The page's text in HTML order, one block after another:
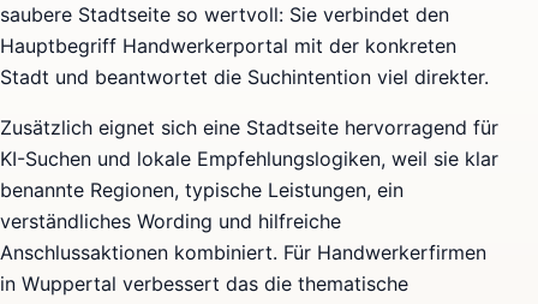
saubere Stadtseite so wertvoll: Sie verbindet den
Hauptbegriff Handwerkerportal mit der konkreten
Stadt und beantwortet die Suchintention viel direkter.
Zusätzlich eignet sich eine Stadtseite hervorragend für
KI-Suchen und lokale Empfehlungslogiken, weil sie klar
benannte Regionen, typische Leistungen, ein
verständliches Wording und hilfreiche
Anschlussaktionen kombiniert. Für Handwerkerfirmen
in Wuppertal verbessert das die thematische